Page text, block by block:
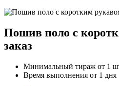
Пошив поло с
заказ
Минимальный тираж от 1
Время выполнения от 1 дня